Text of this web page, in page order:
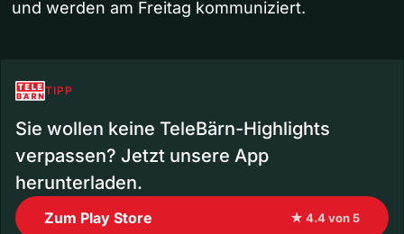
und werden am Freitag kommuniziert.
TIPP
Sie wollen keine TeleBärn-Highlights
verpassen? Jetzt unsere App
herunterladen.
Zum Play Store ★ 4.4 von 5